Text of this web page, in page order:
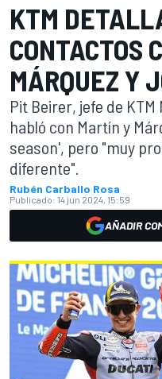
KTM
CONTACTOS
MÁRQUEZ Y
Pit Beirer, jefe de
habló con Martín y
season', pero "muy
diferente".
Rubén Carballo Rosa
Publicado: 14 jun 2024, 15:59
AÑADIR